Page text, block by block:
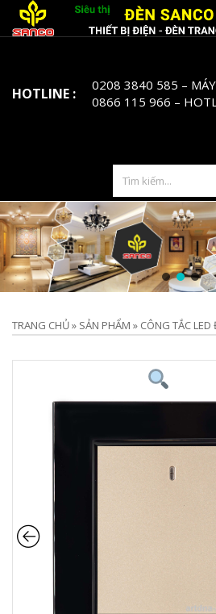
HOTLINE : 0208 3840 585 –
0866 115 966 –
TRANG CHỦ» SẢN PHẨM » CÔNG TẮC